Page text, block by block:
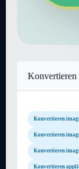
Konvertieren
Konvertieren
Konvertieren
Konvertieren
Konvertieren